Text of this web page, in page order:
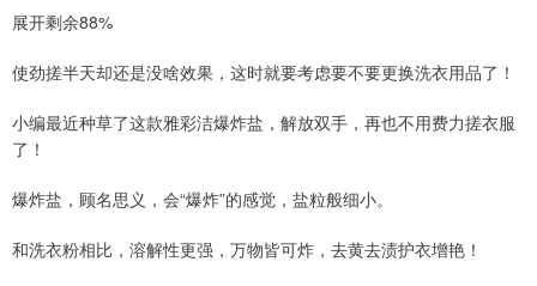
展开剩余88%
使劲搓半天却还是没啥效果，这时就要考虑要不要更换洗衣用品了！
小编最近种草了这款雅彩洁爆炸盐，解放双手，再也不用费力搓衣服
了！
爆炸盐，顾名思义，会“爆炸”的感觉，盐粒般细小。
和洗衣粉相比，溶解性更强，万物皆可炸，去黄去渍护衣增艳！